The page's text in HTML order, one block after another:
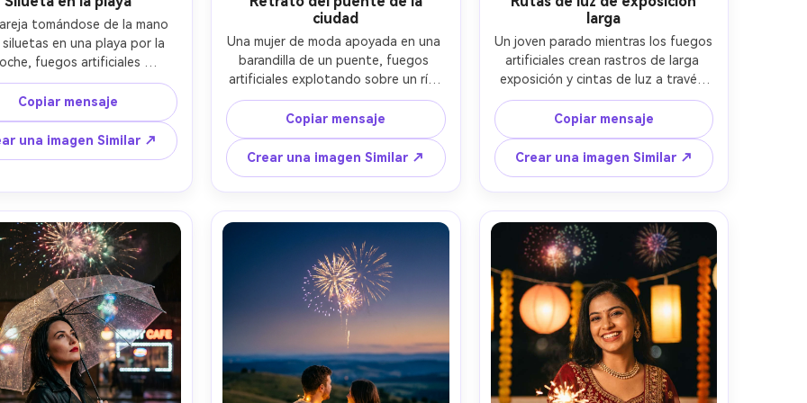
tomándose de la mano
siluetas en una playa por la
fuegos artificiales
sobre el horizonte del
arena húmeda reflejando
olas suaves, borde de la luz
en sus contornos, tomado
5D Mark IV, 35 mm f/2,
brillo de exposición larga sin
exagerados, textura de
estado de ánimo
soñador- -ar 4:5
Copiar mensaje
una imagen Similar ↗
ciudad
Una mujer de moda apoyada en una
barandilla de un puente, fuegos
artificiales explotando sobre un río,
reflejos brillantes en el agua, viento
en su cabello, llevando un trench
beige y pendientes de aro de oro,
disparado en Sony A7R V, 70-200mm
a 135mm f/2.8, fondo comprimido,
sujeto nítido, grado de color de la
noche cinematográfica, textura de la
4:5
Copiar mensaje
Crear una imagen Similar ↗
larga
Un joven parado mientras los fuegos
artificiales crean rastros de larga
exposición y cintas de luz a través
del cielo, ligero desenfoque de
movimiento en chispas pero rasgos
faciales nítidos, tomado en Nikon
Z9, 24 mm f/1.8, enmarcado de todo
el cuerpo en ángulo bajo,
perspectiva dramática, tonos
nocturnos de alto contraste, detalle
fotorealista, vibe de fotografía
experimental moderna- -ar 4:5
Copiar mensaje
Crear una imagen Similar ↗